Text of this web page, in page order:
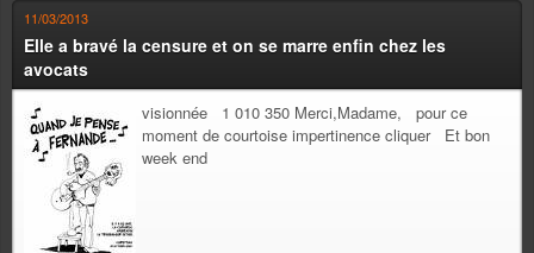
11/03/2013
Elle a bravé la censure et on se marre enfin chez les
avocats
visionnée 1 010 350 Merci,Madame, pour ce
moment de courtoise impertinence cliquer Et bon
week end